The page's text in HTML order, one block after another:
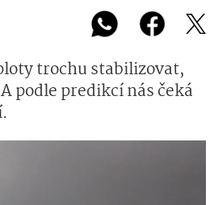
trochu stabilizovat,
podle predikcí nás čeká